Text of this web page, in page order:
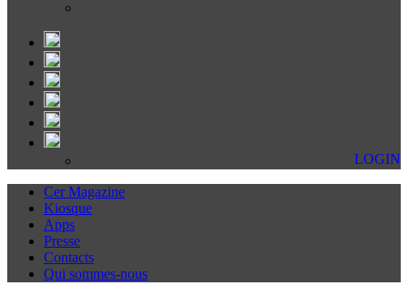
LOGIN
Cer Magazine
Kiosque
Apps
Presse
Contacts
Qui sommes-nous